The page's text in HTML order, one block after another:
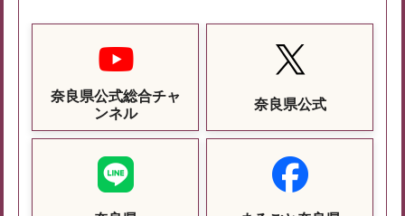
奈良県公式総合チャ
ンネル
奈良県公式